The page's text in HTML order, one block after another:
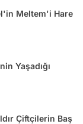
Meltem'i Hare
Yaşadığı
Çiftçilerin Baş